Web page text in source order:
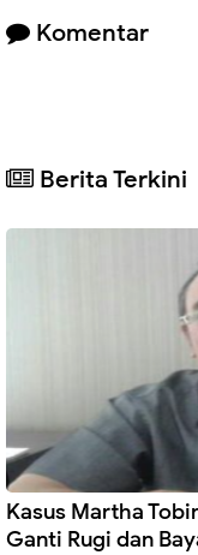
Komentar
Berita Terkini
Kasus Martha
Ganti Rugi dan